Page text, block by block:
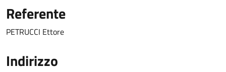
Referente
PETRUCCI Ettore
Indirizzo